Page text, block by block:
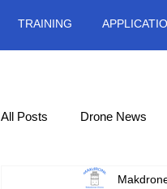
TRAINING
All Posts Drone News